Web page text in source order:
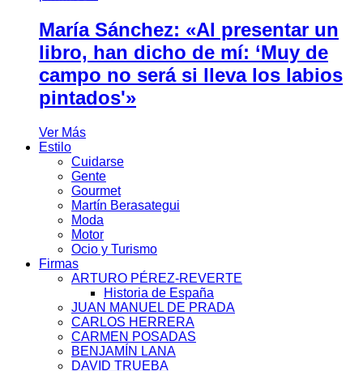
María Sánchez: «Al presentar un
libro, han dicho de mí: ‘Muy de
campo no será si lleva los labios
pintados'»
Ver Más
Estilo
Cuidarse
Gente
Gourmet
Martín Berasategui
Moda
Motor
Ocio y Turismo
Firmas
ARTURO PÉREZ-REVERTE
Historia de España
JUAN MANUEL DE PRADA
CARLOS HERRERA
CARMEN POSADAS
BENJAMÍN LANA
DAVID TRUEBA